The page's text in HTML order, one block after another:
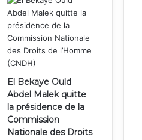
El Bekaye Ould
Abdel Malek quitte
la présidence de la
Commission
Nationale des Droits